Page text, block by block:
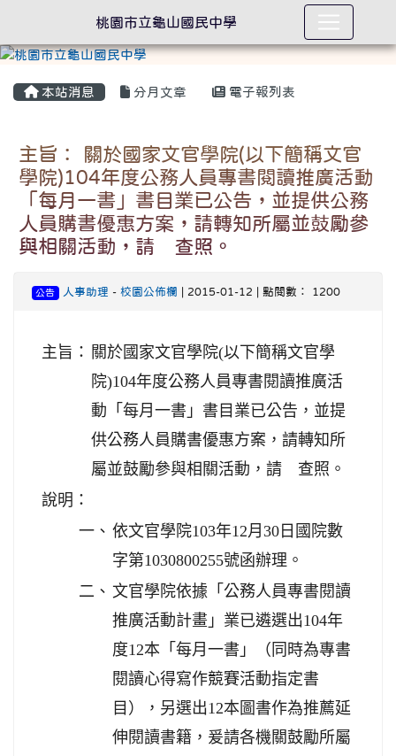
本站消息 分月文章 電子報列表
主旨： 關於國家文官學院(以下簡稱文官
學院)104年度公務人員專書閱讀推廣活動
「每月一書」書目業已公告，並提供公務
人員購書優惠方案，請轉知所屬並鼓勵參
與相關活動，請 查照。
公告 人事助理 - 校園公佈欄 | 2015-01-12 | 點閱數： 1200
主旨： 關於國家文官學院(以下簡稱文官學
院)104年度公務人員專書閱讀推廣活
動「每月一書」書目業已公告，並提
供公務人員購書優惠方案，請轉知所
屬並鼓勵參與相關活動，請 查照。
說明：
一、 依文官學院103年12月30日國院數
字第1030800255號函辦理。
二、 文官學院依據「公務人員專書閱讀
推廣活動計畫」業已遴選出104年
度12本「每月一書」（同時為專書
閱讀心得寫作競賽活動指定書
目），另選出12本圖書作為推薦延
伸閱讀書籍，爰請各機關鼓勵所屬
桃園市立龜山國民中學